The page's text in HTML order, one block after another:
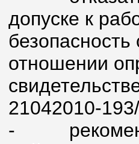
допуске к
безопасность
отношении
21042010-
-